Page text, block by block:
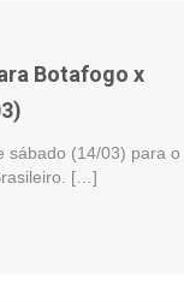
Botafogo x
sábado (14/03) para o
[…]